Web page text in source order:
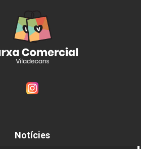
llibreter i llibretera de la Llibreria Els Nou
Notícies